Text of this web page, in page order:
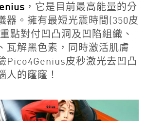
，它是目前最高能量的分
器。擁有最短光震時間(350皮
點對付凹凸洞及凹陷組織、
瓦解黑色素，同時激活肌膚
Pico4Genius皮秒激光去凹凸
人的窿窿！